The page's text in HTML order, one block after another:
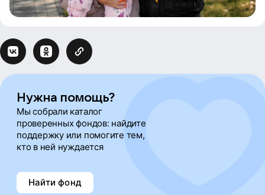
Нужна помощь?
Мы собрали каталог
проверенных фондов: найдите
поддержку или помогите тем,
кто в ней нуждается
Найти фонд